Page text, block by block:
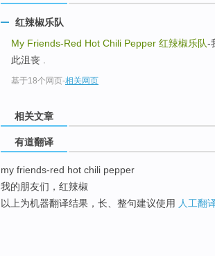
红辣椒乐队
My Friends-Red Hot Chili Pepper 红辣椒乐队-
此沮丧 .
基于18个网页-相关网页
相关文章
有道翻译
my friends-red hot chili pepper
我的朋友们，红辣椒
以上为机器翻译结果，长、整句建议使用 人工翻